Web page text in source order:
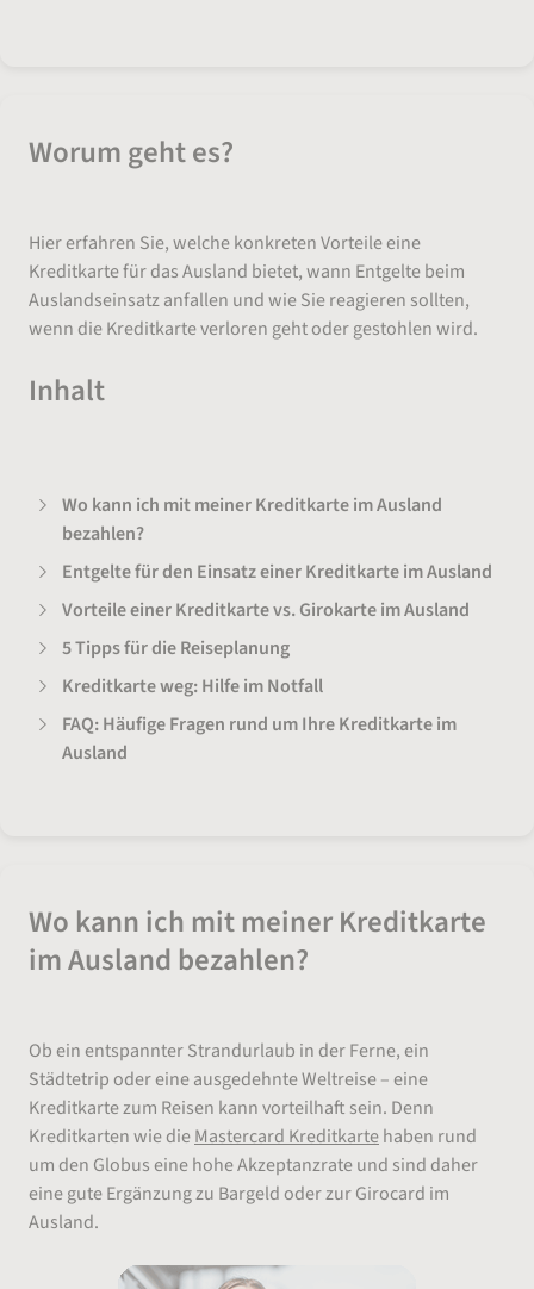
Worum geht es?
Hier erfahren Sie, welche konkreten Vorteile eine
Kreditkarte für das Ausland bietet, wann Entgelte beim
Auslandseinsatz anfallen und wie Sie reagieren sollten,
wenn die Kreditkarte verloren geht oder gestohlen wird.
Inhalt
Wo kann ich mit meiner Kreditkarte im Ausland
bezahlen?
Entgelte für den Einsatz einer Kreditkarte im Ausland
Vorteile einer Kreditkarte vs. Girokarte im Ausland
5 Tipps für die Reiseplanung
Kreditkarte weg: Hilfe im Notfall
FAQ: Häufige Fragen rund um Ihre Kreditkarte im
Ausland
Wo kann ich mit meiner Kreditkarte
im Ausland bezahlen?
Ob ein entspannter Strandurlaub in der Ferne, ein
Städtetrip oder eine ausgedehnte Weltreise – eine
Kreditkarte zum Reisen kann vorteilhaft sein. Denn
Kreditkarten wie dieMastercard Kreditkartehaben rund
um den Globus eine hohe Akzeptanzrate und sind daher
eine gute Ergänzung zu Bargeld oder zur Girocard im
Ausland.